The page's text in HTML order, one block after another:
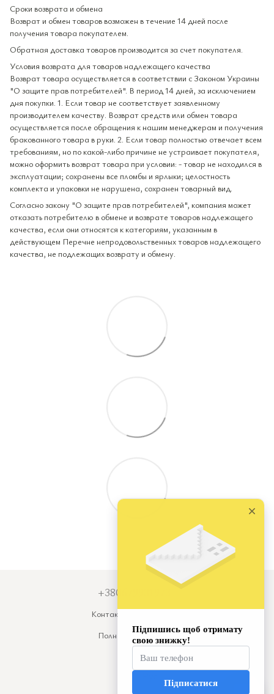
Сроки возврата и обмена
Возврат и обмен товаров возможен в течение 14 дней после
получения товара покупателем.
Обратная доставка товаров производится за счет покупателя.
Условия возврата для товаров надлежащего качества
Возврат товара осуществляется в соответствии с Законом Украины
"О защите прав потребителей". В период 14 дней, за исключением
дня покупки. 1. Если товар не соответствует заявленному
производителем качеству. Возврат средств или обмен товара
осуществляется после обращения к нашим менеджерам и получения
бракованного товара в руки. 2. Если товар полностью отвечает всем
требованиям, но по какой-либо причине не устраивает покупателя,
можно оформить возврат товара при условии: - товар не находился в
эксплуатации; сохранены все пломбы и ярлыки; целостность
комплекта и упаковки не нарушена, сохранен товарный вид.
Согласно закону "О защите прав потребителей", компания может
отказать потребителю в обмене и возврате товаров надлежащего
качества, если они относятся к категориям, указанным в
действующем Перечне непродовольственных товаров надлежащего
качества, не подлежащих возврату и обмену.
+380679931973
Контактная информация
Полная версия сайта
© 2026
Укр